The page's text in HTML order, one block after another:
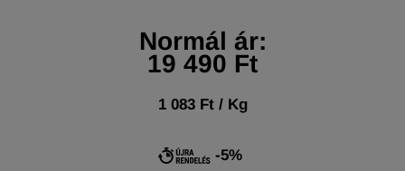
Normál ár:
19 490 Ft
1 083 Ft / Kg
-5%